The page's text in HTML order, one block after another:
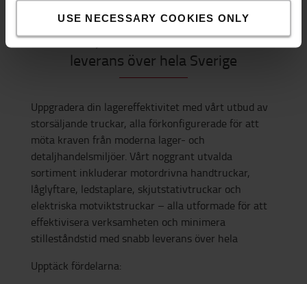
USE NECESSARY COOKIES ONLY
Storsäljande truckar med snabb
leverans över hela Sverige
Uppgradera din lagereffektivitet med vårt utbud av
storsäljande truckar, alla förkonfigurerade för att
möta kraven från moderna lager- och
detaljhandelsmiljöer. Vårt noggrant utvalda
sortiment inkluderar motordrivna handtruckar,
låglyftare, ledstaplare, skjutstativtruckar och
elektriska motviktstruckar – alla utformade för att
effektivisera verksamheten och minimera
stilleståndstid med snabb leverans över hela
Upptäck fördelarna: